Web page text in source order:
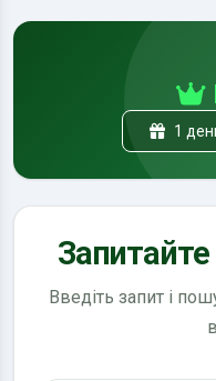
1
Введіть запит і